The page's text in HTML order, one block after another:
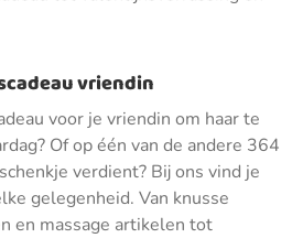
vriendin
voor je vriendin om haar te
Of op één van de andere 364
verdient? Bij ons vind je
gelegenheid. Van knusse
en massage artikelen tot